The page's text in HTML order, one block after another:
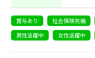
賞与あり 社会保険完備
男性活躍中
女性活躍中